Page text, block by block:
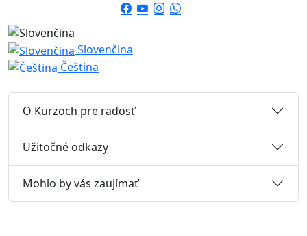
Slovenčina
Čeština
O Kurzoch pre radosť
Užitočné odkazy
Mohlo by vás zaujímať